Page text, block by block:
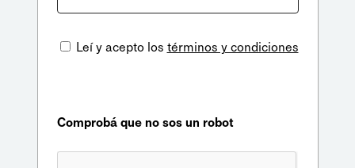
Leí y acepto los términos y condiciones
Comprobá que no sos un robot